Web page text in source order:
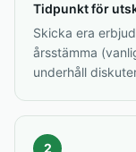
Tidpunkt för
Skicka era
årsstämma
underhåll
2